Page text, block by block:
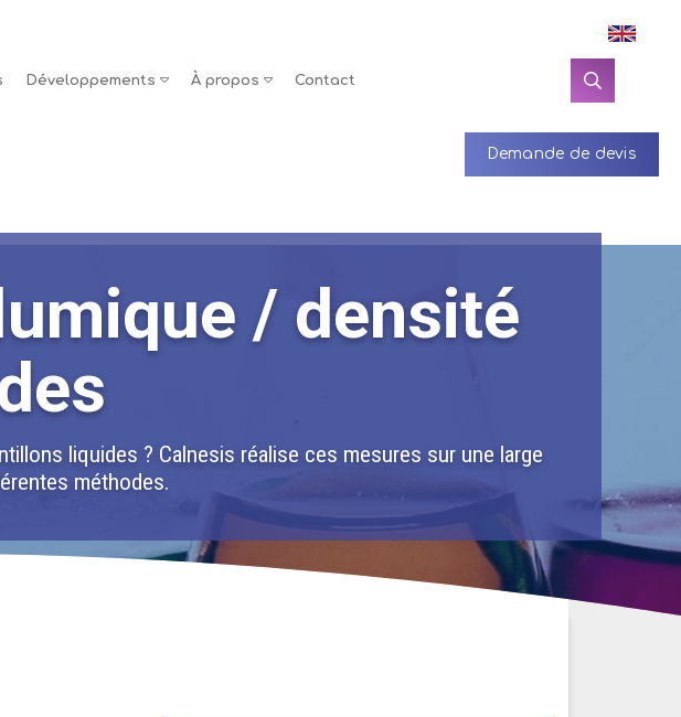
Développements À propos Contact
Demande de devis
/ densité
liquides ? Calnesis réalise ces mesures sur une large
méthodes.